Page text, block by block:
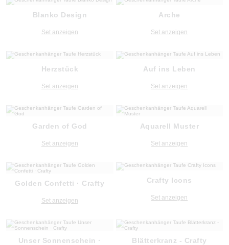
Blanko Design
Set anzeigen
Arche
Set anzeigen
Herzstück
Set anzeigen
Auf ins Leben
Set anzeigen
Garden of God
Set anzeigen
Aquarell Muster
Set anzeigen
Golden Confetti · Crafty
Set anzeigen
Crafty Icons
Set anzeigen
Unser Sonnenschein ·
Blätterkranz - Crafty